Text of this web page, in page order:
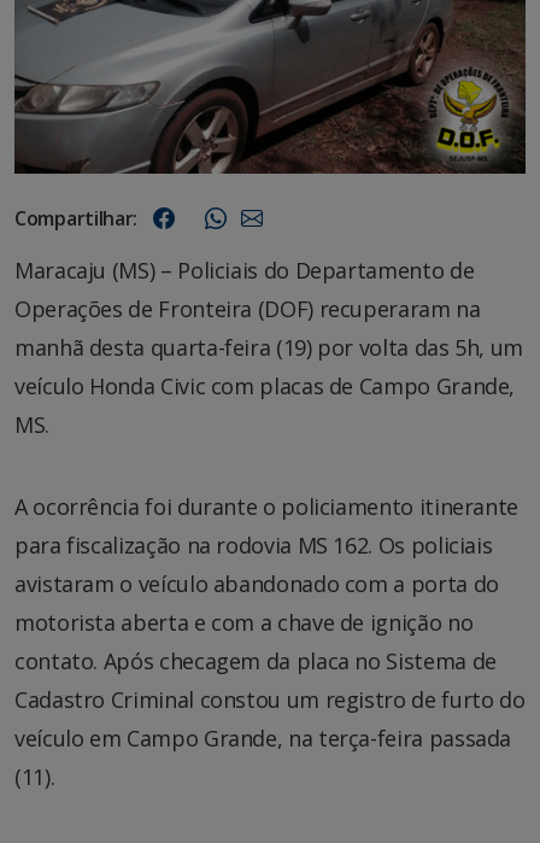
Compartilhar:
Maracaju (MS) – Policiais do Departamento de
Operações de Fronteira (DOF) recuperaram na
manhã desta quarta-feira (19) por volta das 5h, um
veículo Honda Civic com placas de Campo Grande,
MS.
A ocorrência foi durante o policiamento itinerante
para fiscalização na rodovia MS 162. Os policiais
avistaram o veículo abandonado com a porta do
motorista aberta e com a chave de ignição no
contato. Após checagem da placa no Sistema de
Cadastro Criminal constou um registro de furto do
veículo em Campo Grande, na terça-feira passada
(11).